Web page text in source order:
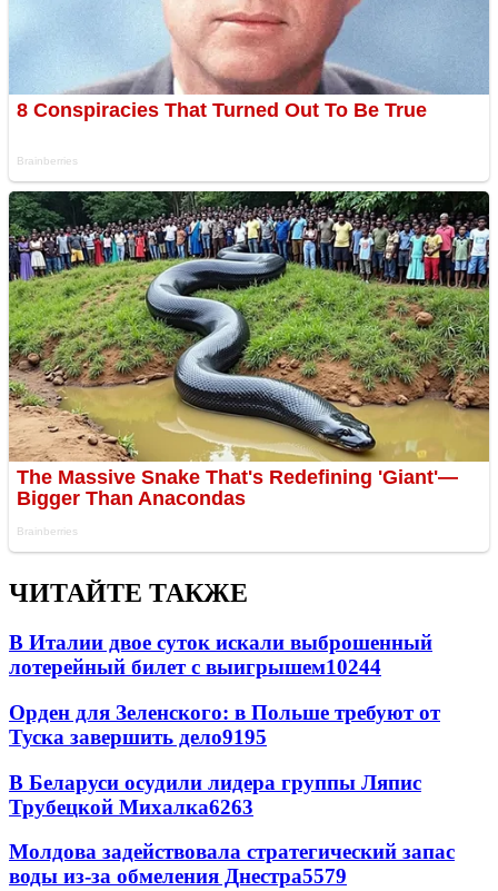
ЧИТАЙТЕ ТАКЖЕ
В Италии двое суток искали выброшенный
лотерейный билет с выигрышем10244
Орден для Зеленского: в Польше требуют от
Туска завершить дело9195
В Беларуси осудили лидера группы Ляпис
Трубецкой Михалка6263
Молдова задействовала стратегический запас
воды из-за обмеления Днестра5579